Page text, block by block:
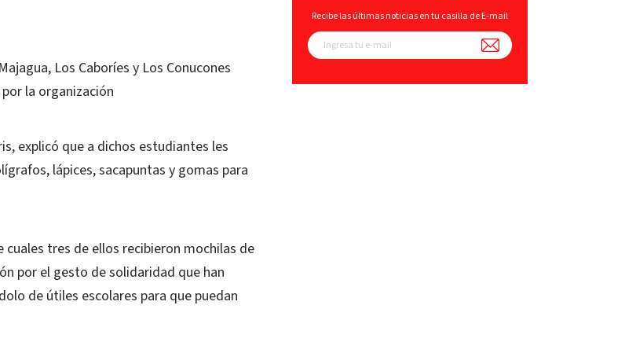
Los Caboríes y Los Conucones
la organización
explicó que a dichos estudiantes les
lápices, sacapuntas y gomas para
cuales tres de ellos recibieron mochilas de
por el gesto de solidaridad que han
de útiles escolares para que puedan
Recibe las últimas noticias en tu casilla de E-mail